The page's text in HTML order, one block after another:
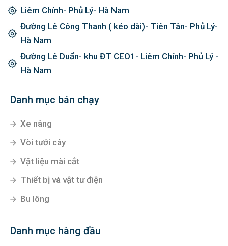
Liêm Chính- Phủ Lý- Hà Nam
Đường Lê Công Thanh ( kéo dài)- Tiên Tân- Phủ Lý-
Hà Nam
Đường Lê Duẩn- khu ĐT CEO1- Liêm Chính- Phủ Lý -
Hà Nam
Danh mục bán chạy
Xe nâng
Vòi tưới cây
Vật liệu mài cắt
Thiết bị và vật tư điện
Bu lông
Danh mục hàng đầu